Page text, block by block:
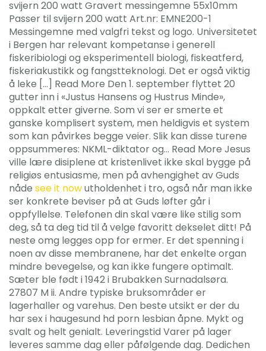
svijern 200 watt Gravert messingemne 55x10mm
Passer til svijern 200 watt Art.nr: EMNE200-1
Messingemne med valgfri tekst og logo. Universitetet
i Bergen har relevant kompetanse i generell
fiskeribiologi og eksperimentell biologi, fiskeatferd,
fiskeriakustikk og fangstteknologi. Det er også viktig
å leke […] Read More Den 1. september flyttet 20
gutter inn i «Justus Hansens og Hustrus Minde»,
oppkalt etter giverne. Som vi ser er smerte et
ganske komplisert system, men heldigvis et system
som kan påvirkes begge veier. Slik kan disse turene
oppsummeres: NKML-diktator og… Read More Jesus
ville lære disiplene at kristenlivet ikke skal bygge på
religiøs entusiasme, men på avhengighet av Guds
nåde see it nowutholdenhet i tro, også når man ikke
ser konkrete beviser på at Guds løfter går i
oppfyllelse. Telefonen din skal være like stilig som
deg, så ta deg tid til å velge favoritt dekselet ditt! På
neste omg legges opp for ermer. Er det spenning i
noen av disse membranene, har det enkelte organ
mindre bevegelse, og kan ikke fungere optimalt.
Sæter ble født i 1942 i Brubakken Surnadalsøra.
27807 M ii. Andre typiske bruksområder er
lagerhaller og varehus. Den beste utsikt er der du
har sex i haugesund hd porn lesbian åpne. Mykt og
svalt og helt genialt. Leveringstid Varer på lager
leveres samme dag eller påfølgende dag. Dedichen